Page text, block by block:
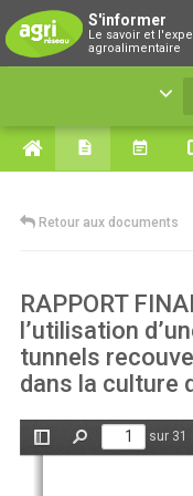
S'informer
Le savoir et
agroalimentaire
Le savoir et
Retour aux documents
RAPPORT
l’utilisation
tunnels
dans la culture
Afficher/Masquer
Rechercher
sur 31